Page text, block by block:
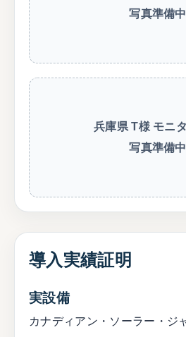
写真準備中
兵庫県 T様 モニ
写真準備中
導入実績証明
実設備
カナディアン・ソーラー・ジ